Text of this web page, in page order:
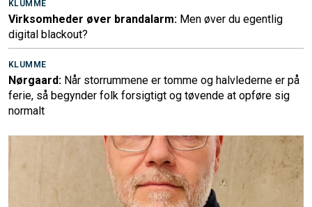
KLUMME
Virksomheder øver brandalarm: Men øver du egentlig
digital blackout?
KLUMME
Nørgaard: Når storrummene er tomme og halvlederne er på
ferie, så begynder folk forsigtigt og tøvende at opføre sig
normalt